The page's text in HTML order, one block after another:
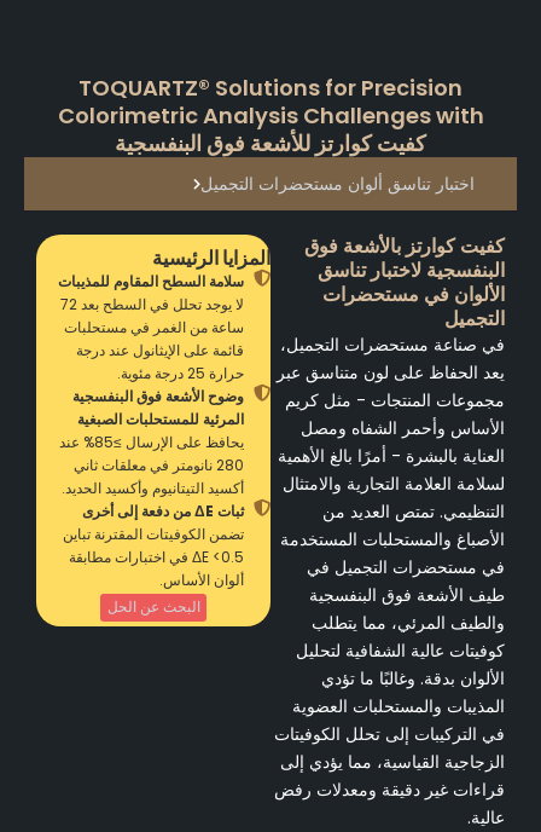
TOQUARTZ® Solutions for Precision
Colorimetric Analysis Challenges with
كفيت كوارتز للأشعة فوق البنفسجية
اختبار تناسق ألوان مستحضرات التجميل
كفيت كوارتز بالأشعة فوق
البنفسجية لاختبار تناسق
الألوان في مستحضرات
التجميل
في صناعة مستحضرات التجميل،
يعد الحفاظ على لون متناسق عبر
مجموعات المنتجات - مثل كريم
الأساس وأحمر الشفاه ومصل
العناية بالبشرة - أمرًا بالغ الأهمية
لسلامة العلامة التجارية والامتثال
التنظيمي. تمتص العديد من
الأصباغ والمستحلبات المستخدمة
في مستحضرات التجميل في
طيف الأشعة فوق البنفسجية
والطيف المرئي، مما يتطلب
كوفيتات عالية الشفافية لتحليل
الألوان بدقة. وغالبًا ما تؤدي
المذيبات والمستحلبات العضوية
في التركيبات إلى تحلل الكوفيتات
الزجاجية القياسية، مما يؤدي إلى
قراءات غير دقيقة ومعدلات رفض
عالية.
المزايا الرئيسية
سلامة السطح المقاوم للمذيبات
لا يوجد تحلل في السطح بعد 72
ساعة من الغمر في مستحلبات
قائمة على الإيثانول عند درجة
حرارة 25 درجة مئوية.
وضوح الأشعة فوق البنفسجية
المرئية للمستحلبات الصبغية
يحافظ على الإرسال ≥85% عند
280 نانومتر في معلقات ثاني
أكسيد التيتانيوم وأكسيد الحديد.
ثبات ΔE من دفعة إلى أخرى
تضمن الكوفيتات المقترنة تباين
ΔE <0.5 في اختبارات مطابقة
ألوان الأساس.
البحث عن الحل